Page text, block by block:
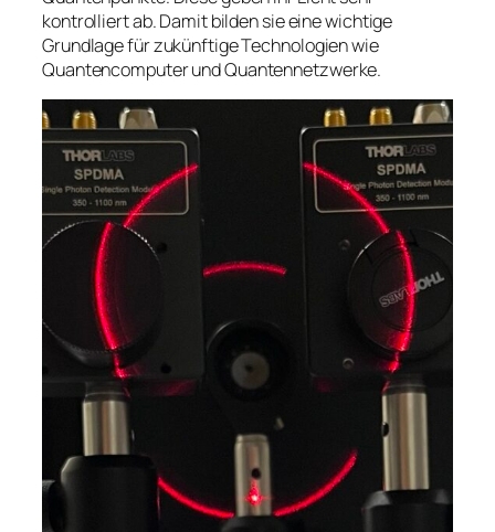
kontrolliert ab. Damit bilden sie eine wichtige
Grundlage für zukünftige Technologien wie
Quantencomputer und Quantennetzwerke.